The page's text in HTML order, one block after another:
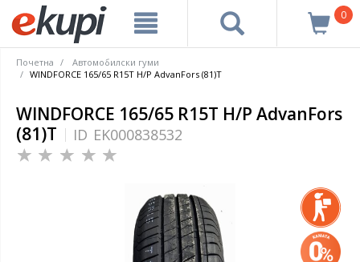
0
Почетна
Автомобилски гуми
WINDFORCE 165/65 R15T H/P AdvanFors (81)T
WINDFORCE 165/65 R15T H/P AdvanFors
(81)T
ID EK000838532